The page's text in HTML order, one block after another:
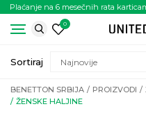
Plaćanje na 6 mesečnih rata
0
BENETTON SRBIJA PROIZVODI
ŽENSKE HALJINE
Sortiraj